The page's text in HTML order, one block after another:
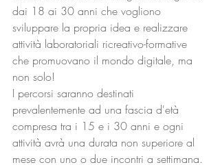
dai 18 ai 30 anni che vogliono
sviluppare la propria idea e realizzare
attività laboratoriali ricreativo-formative
che promuovano il mondo digitale, ma
non solo!
I percorsi saranno destinati
prevalentemente ad una fascia d'età
compresa tra i 15 e i 30 anni e ogni
attività avrà una durata non superiore al
mese con uno o due incontri a settimana.